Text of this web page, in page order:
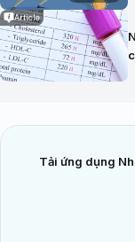
Article
Tải ứng dụng